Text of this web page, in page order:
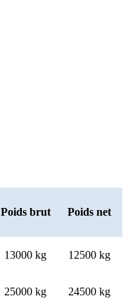
Poids brut Poids net
13000 kg 12500 kg
25000 kg 24500 kg